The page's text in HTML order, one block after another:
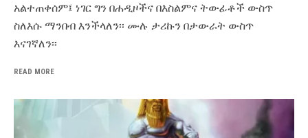
አልተጠቀሰም፤ ነገር ግን በሐዲዞችና በእስልምና ትውፊቶች ውስጥ
ስለእሱ ማንበብ እንችላለን፡፡ ሙሉ ታሪኩን በታውራት ውስጥ
እናገኛለን፡፡
READ MORE